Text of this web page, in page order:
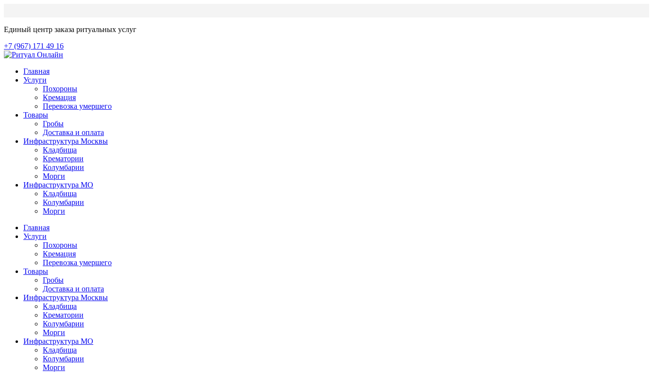
Единый центр заказа ритуальных услуг
+7 (967) 171 49 16
Главная
Услуги
Похороны
Кремация
Перевозка умершего
Товары
Гробы
Доставка и оплата
Инфраструктура Москвы
Кладбища
Крематории
Колумбарии
Морги
Инфраструктура МО
Кладбища
Колумбарии
Морги
Главная
Услуги
Похороны
Кремация
Перевозка умершего
Товары
Гробы
Доставка и оплата
Инфраструктура Москвы
Кладбища
Крематории
Колумбарии
Морги
Инфраструктура МО
Кладбища
Колумбарии
Морги